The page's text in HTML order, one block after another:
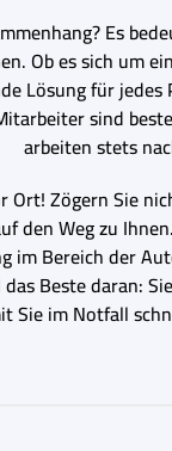
Es
Ob es sich um
Lösung für
sind
arbeiten stets
Zögern Sie
Weg zu
im Bereich der
Beste daran:
Sie im Notfall